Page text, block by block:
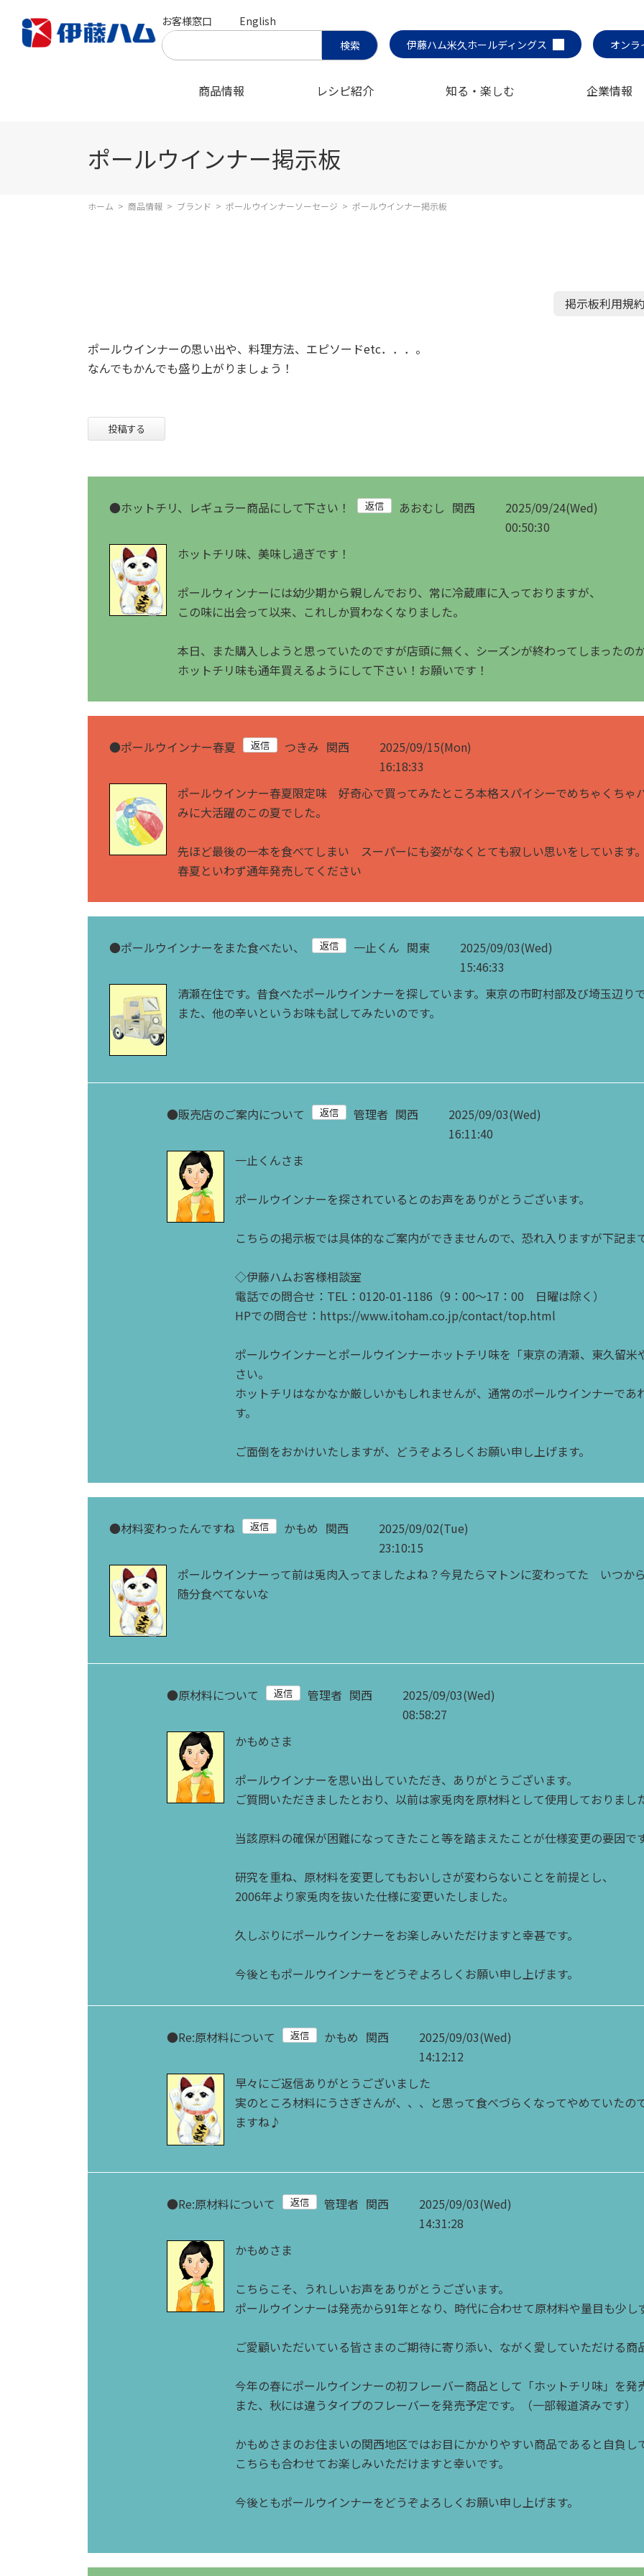
お客様窓口
English
伊藤ハム米久ホールディングス
オンラ
商品情報 レシピ紹介 知る・楽しむ 企業情報
ポールウインナー掲示板
ホーム > 商品情報 > ブランド > ポールウインナーソーセージ > ポールウインナー掲示板
掲示板利用規約
ポールウインナーの思い出や、料理方法、エピソードetc．．．。
なんでもかんでも盛り上がりましょう！
●ホットチリ、レギュラー商品にして下さい！ あおむし 関西
2025/09/24(Wed)
00:50:30
ホットチリ味、美味し過ぎです！
ポールウィンナーには幼少期から親しんでおり、常に冷蔵庫に入っておりますが、
この味に出会って以来、これしか買わなくなりました。
本日、また購入しようと思っていたのですが店頭に無く、シーズンが終わってしまったの
ホットチリ味も通年買えるようにして下さい！お願いです！
●ポールウインナー春夏 つきみ 関西
2025/09/15(Mon)
16:18:33
ポールウインナー春夏限定味 好奇心で買ってみたところ本格スパイシーでめちゃくちゃ
みに大活躍のこの夏でした。
先ほど最後の一本を食べてしまい スーパーにも姿がなくとても寂しい思いをしています。
春夏といわず通年発売してください
●ポールウインナーをまた食べたい、 一止くん 関東
2025/09/03(Wed)
15:46:33
清瀬在住です。昔食べたポールウインナーを探しています。東京の市町村部及び埼玉辺り
また、他の辛いというお味も試してみたいのです。
●販売店のご案内について 管理者 関西
2025/09/03(Wed)
16:11:40
一止くんさま
ポールウインナーを探されているとのお声をありがとうございます。
こちらの掲示板では具体的なご案内ができませんので、恐れ入りますが下記ま
◇伊藤ハムお客様相談室
電話での問合せ：TEL：0120-01-1186（9：00～17：00 日曜は除く）
HPでの問合せ：https://www.itoham.co.jp/contact/top.html
ポールウインナーとポールウインナーホットチリ味を「東京の清瀬、東久留
さい。
ホットチリはなかなか厳しいかもしれませんが、通常のポールウインナーで
す。
ご面倒をおかけいたしますが、どうぞよろしくお願い申し上げます。
●材料変わったんですね かもめ 関西
2025/09/02(Tue)
23:10:15
ポールウインナーって前は兎肉入ってましたよね？今見たらマトンに変わってた いつか
随分食べてないな
●原材料について 管理者 関西
2025/09/03(Wed)
08:58:27
かもめさま
ポールウインナーを思い出していただき、ありがとうございます。
ご質問いただきましたとおり、以前は家兎肉を原材料として使用しておりまし
当該原料の確保が困難になってきたこと等を踏まえたことが仕様変更の要因です
研究を重ね、原材料を変更してもおいしさが変わらないことを前提とし、
2006年より家兎肉を抜いた仕様に変更いたしました。
久しぶりにポールウインナーをお楽しみいただけますと幸甚です。
今後ともポールウインナーをどうぞよろしくお願い申し上げます。
●Re:原材料について かもめ 関西
2025/09/03(Wed)
14:12:12
早々にご返信ありがとうございました
実のところ材料にうさぎさんが、、、と思って食べづらくなってやめていたの
ますね♪
●Re:原材料について 管理者 関西
2025/09/03(Wed)
14:31:28
かもめさま
こちらこそ、うれしいお声をありがとうございます。
ポールウインナーは発売から91年となり、時代に合わせて原材料や量目も少し
ご愛顧いただいている皆さまのご期待に寄り添い、ながく愛していただける商
今年の春にポールウインナーの初フレーバー商品として「ホットチリ味」を発
また、秋には違うタイプのフレーバーを発売予定です。（一部報道済みです）
かもめさまのお住まいの関西地区ではお目にかかりやすい商品であると自負し
こちらも合わせてお楽しみいただけますと幸いです。
今後ともポールウインナーをどうぞよろしくお願い申し上げます。